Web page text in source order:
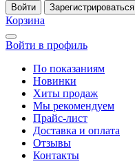
Войти Зарегистрироваться
Корзина
Войти в профиль
По показаниям
Новинки
Хиты продаж
Мы рекомендуем
Прайс-лист
Доставка и оплата
Отзывы
Контакты